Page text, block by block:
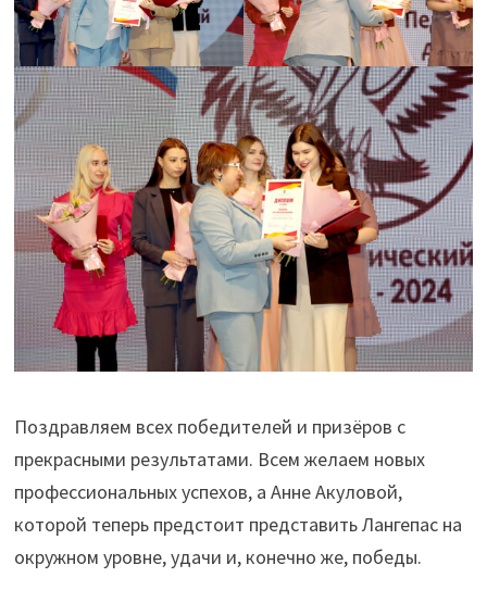
Поздравляем всех победителей и призёров с
прекрасными результатами. Всем желаем новых
профессиональных успехов, а Анне Акуловой,
которой теперь предстоит представить Лангепас на
окружном уровне, удачи и, конечно же, победы.